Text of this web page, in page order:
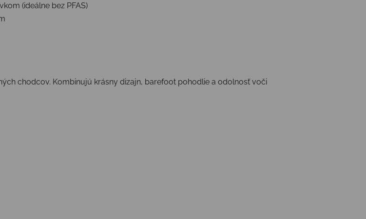
(ideálne bez PFAS)
chodcov. Kombinujú krásny dizajn, barefoot pohodlie a odolnosť voči